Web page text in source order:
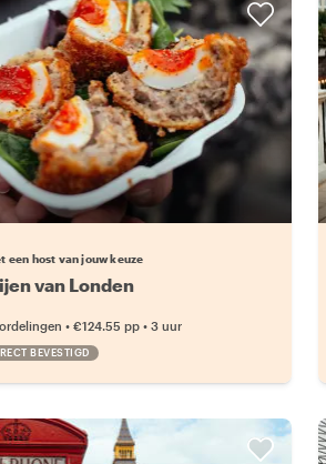
jouw favoriete local
een host van jouw keuze
van Londen
•€124.55 pp •3 uur
BEVESTIGD